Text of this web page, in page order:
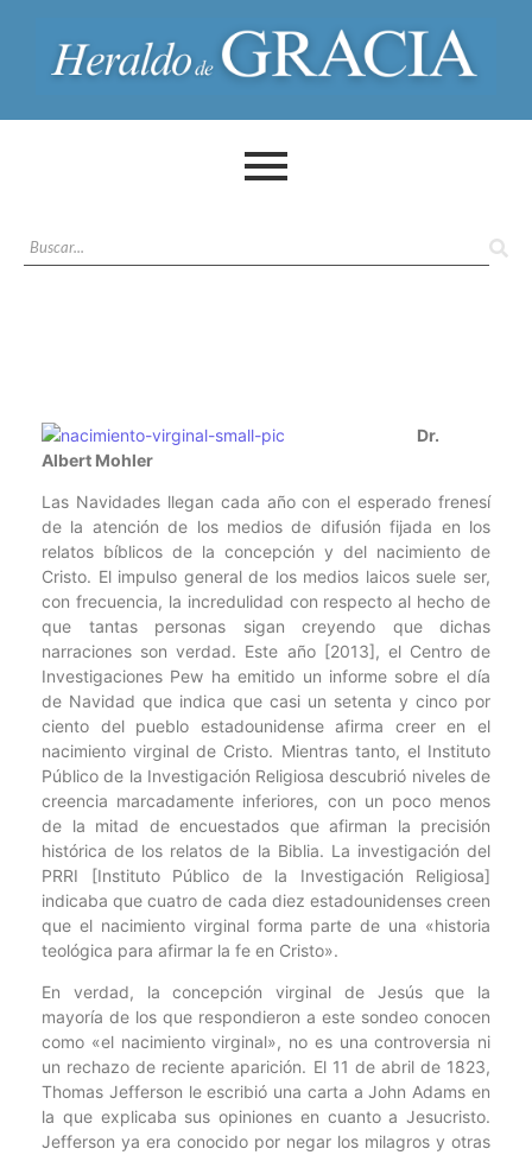
Dr.
Albert Mohler
Las Navidades llegan cada año con el esperado frenesí
de la atención de los medios de difusión fijada en los
relatos bíblicos de la concepción y del nacimiento de
Cristo. El impulso general de los medios laicos suele ser,
con frecuencia, la incredulidad con respecto al hecho de
que tantas personas sigan creyendo que dichas
narraciones son verdad. Este año [2013], el Centro de
Investigaciones Pew ha emitido un informe sobre el día
de Navidad que indica que casi un setenta y cinco por
ciento del pueblo estadounidense afirma creer en el
nacimiento virginal de Cristo. Mientras tanto, el Instituto
Público de la Investigación Religiosa descubrió niveles de
creencia marcadamente inferiores, con un poco menos
de la mitad de encuestados que afirman la precisión
histórica de los relatos de la Biblia. La investigación del
PRRI [Instituto Público de la Investigación Religiosa]
indicaba que cuatro de cada diez estadounidenses creen
que el nacimiento virginal forma parte de una «historia
teológica para afirmar la fe en Cristo».
En verdad, la concepción virginal de Jesús que la
mayoría de los que respondieron a este sondeo conocen
como «el nacimiento virginal», no es una controversia ni
un rechazo de reciente aparición. El 11 de abril de 1823,
Thomas Jefferson le escribió una carta a John Adams en
la que explicaba sus opiniones en cuanto a Jesucristo.
Jefferson ya era conocido por negar los milagros y otras